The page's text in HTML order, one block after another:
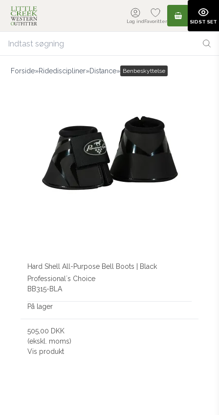
Log indFavoritter
Forside»Ridediscipliner»Distance» Benbeskyttelse
Hard Shell All-Purpose Bell Boots | Black
Professional´s Choice
BB315-BLA
På lager
505,00 DKK
(ekskl. moms)
Vis produkt
SIDST SET